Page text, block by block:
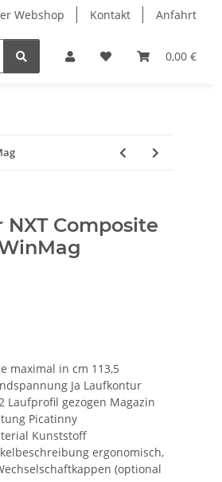
Webshop Kontakt Anfahrt
0,00 €
Composite
maximal in cm 113,5
Ja Laufkontur
Laufprofil gezogen Magazin
Picatinny
Kunststoff
ergonomisch,
(optional